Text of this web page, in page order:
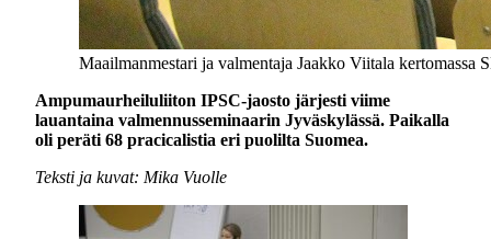
Maailmanmestari ja valmentaja Jaakko Viitala kertomassa
Ampumaurheiluliiton IPSC-jaosto järjesti viime
lauantaina valmennusseminaarin Jyväskylässä. Paikalla
oli peräti 68 pracicalistia eri puolilta Suomea.
Teksti ja kuvat: Mika Vuolle